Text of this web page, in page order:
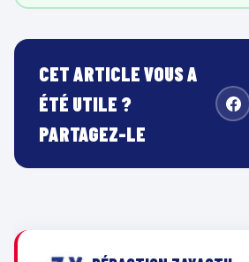
CET ARTICLE VOUS A
ÉTÉ UTILE ?
PARTAGEZ-LE